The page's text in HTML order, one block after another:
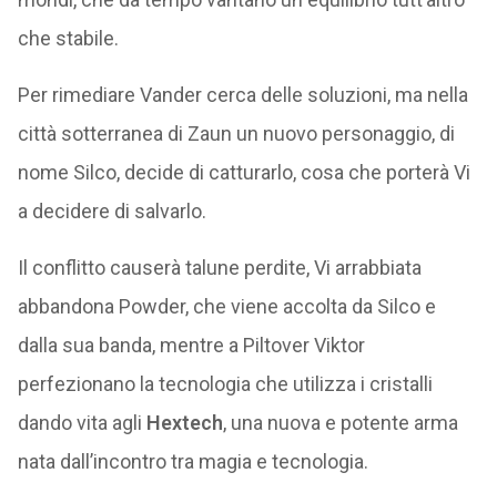
che stabile.
Per rimediare Vander cerca delle soluzioni, ma nella
città sotterranea di Zaun un nuovo personaggio, di
nome Silco, decide di catturarlo, cosa che porterà Vi
a decidere di salvarlo.
Il conflitto causerà talune perdite, Vi arrabbiata
abbandona Powder, che viene accolta da Silco e
dalla sua banda, mentre a Piltover Viktor
perfezionano la tecnologia che utilizza i cristalli
dando vita agli Hextech, una nuova e potente arma
nata dall’incontro tra magia e tecnologia.